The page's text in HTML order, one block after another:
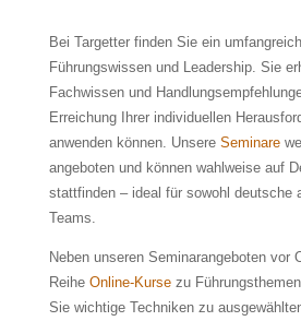
Bei Targetter finden Sie ein
Führungswissen und Leadership. Sie
Fachwissen und
Erreichung Ihrer individuellen
anwenden können. Unsere Seminare
angeboten und können wahlweise auf
stattfinden – ideal für sowohl deutsche
Teams.
Neben unseren Seminarangeboten vor
Reihe Online-Kursezu
Sie wichtige Techniken zu